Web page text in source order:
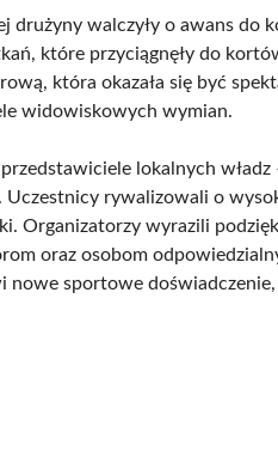
drużyny walczyły o awans do
które przyciągnęły do
która okazała się być
widowiskowych wymian.
lokalnych
rywalizowali o
Organizatorzy wyrazili
oraz osobom
sportowe